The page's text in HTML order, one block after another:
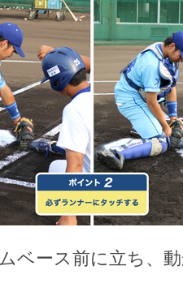
ベース前に立ち、